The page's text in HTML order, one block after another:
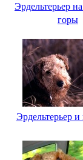
Эрдельтерьер
горы
Эрдельтерьер